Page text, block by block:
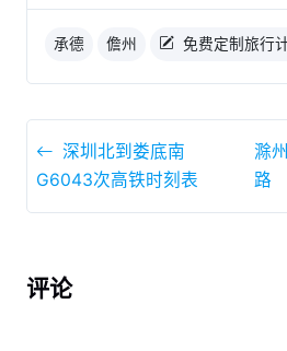
承德 儋州 免费定制旅行
深圳北到娄底南
G6043次高铁时刻表
滁
路
评论